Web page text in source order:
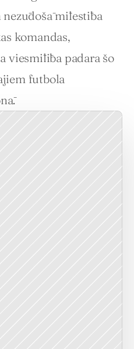
mīlestība
komandas,
viesmīlība padara šo
futbola